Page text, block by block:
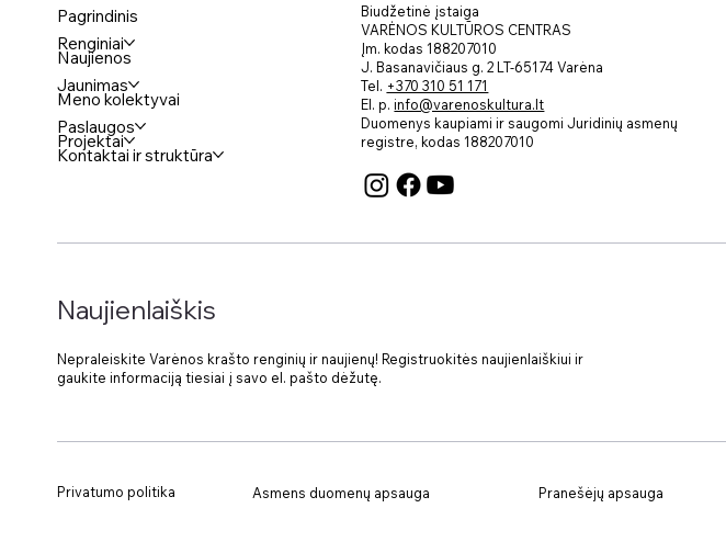
Pagrindinis
Renginiai
Naujienos
Jaunimas
Meno kolektyvai
Paslaugos
Projektai
Kontaktai ir struktūra
Biudžetinė įstaiga
VARĖNOS KULTŪROS CENTRAS
Įm. kodas 188207010
J. Basanavičiaus g. 2 LT-65174 Varėna
Tel. +370 310 51 171
El. p.info@varenoskultura.lt
Duomenys kaupiami ir saugomi Juridinių asmenų
registre, kodas 188207010
Naujienlaiškis
Nepraleiskite Varėnos krašto renginių ir naujienų! Registruokitės naujienlaiškiui ir
gaukite informaciją tiesiai į savo el. pašto dėžutę.
Privatumo politika Asmens duomenų apsauga Pranešėjų apsauga